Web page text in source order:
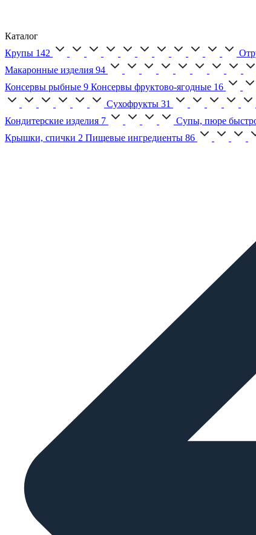
Каталог
Крупы 142
Макаронные изделия 94
Консервы рыбные 9 Консервы фруктово-ягодные 16
Сухофрукты 31
Кондитерские изделия 7 Супы, пюре
Крышки, спички 2 Пищевые ингредиенты 86